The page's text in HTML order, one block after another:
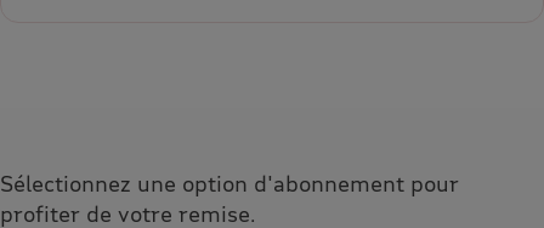
Sélectionnez une option d'abonnement pour
profiter de votre remise.